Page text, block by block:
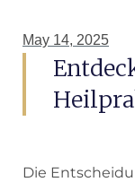
May 14, 2025
Die